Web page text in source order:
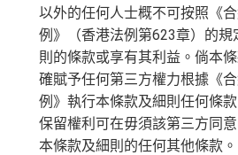
以外的任何人士概不可按照《
例》（香港法例第623章）的規
則的條款或享有其利益。倘本
確賦予任何第三方權力根據《
例》執行本條款及細則任何條
保留權利可在毋須該第三方同
本條款及細則的任何其他條款。